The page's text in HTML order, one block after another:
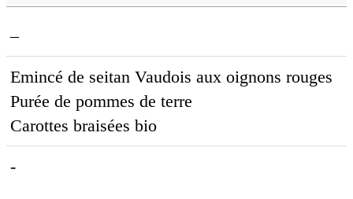
–
Emincé de seitan Vaudois aux oignons rouges
Purée de pommes de terre
Carottes braisées bio
-